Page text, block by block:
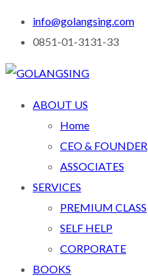
info@golangsing.com
0851-01-3131-33
ABOUT US
Home
CEO & FOUNDER
ASSOCIATES
SERVICES
PREMIUM CLASS
SELF HELP
CORPORATE
BOOKS